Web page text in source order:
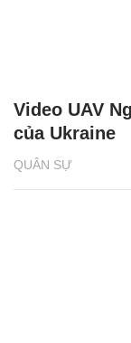
QUÂN SỰ
Video UAV
của Ukraine